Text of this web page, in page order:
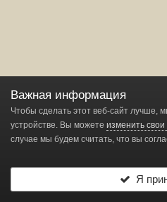
Важная информация
Чтобы сделать этот веб-сайт лучше,
устройстве. Вы можете изменить
случае мы будем считать, что вы
Я